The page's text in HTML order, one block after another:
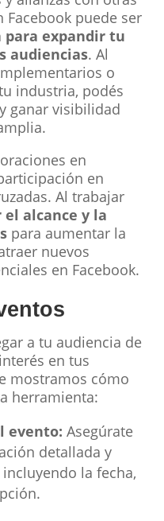
puede ser
para expandir tu
audiencias. Al
o
industria, podés
ganar visibilidad
en
en
Al trabajar
el alcance y la
para aumentar la
nuevos
en Facebook.
a tu audiencia de
en tus
mostramos cómo
herramienta:
evento: Asegúrate
detallada y
la fecha,